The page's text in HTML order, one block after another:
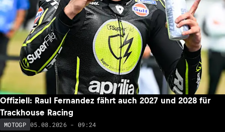
Offiziell: Raul Fernandez fährt auch 2027 und 2028 für
Trackhouse Racing
MOTOGP 05.08.2026 - 09:24